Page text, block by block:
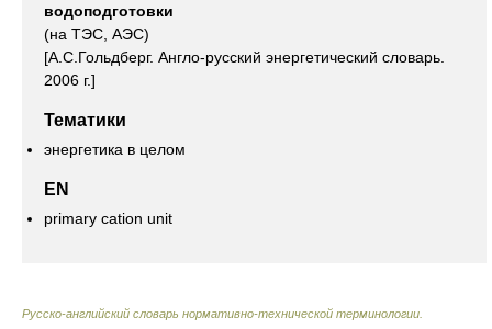
водоподготовки
(на ТЭС, АЭС)
[А.С.Гольдберг. Англо-русский энергетический словарь.
2006 г.]
Тематики
энергетика в целом
EN
primary cation unit
Русско-английский словарь нормативно-технической терминологии